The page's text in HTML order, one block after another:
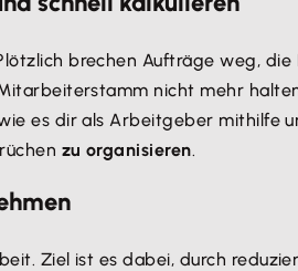
brechen Aufträge weg,
nicht mehr
es dir als Arbeitgeber mithilfe
zu organisieren.
Ziel ist es dabei, durch